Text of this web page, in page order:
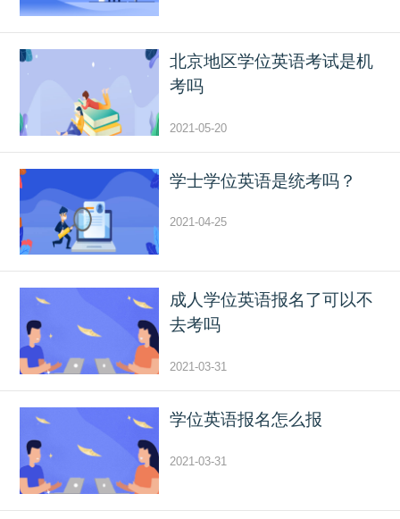
北京地区学位英语考试是机
考吗
2021-05-20
学士学位英语是统考吗？
2021-04-25
成人学位英语报名了可以不
去考吗
2021-03-31
学位英语报名怎么报
2021-03-31